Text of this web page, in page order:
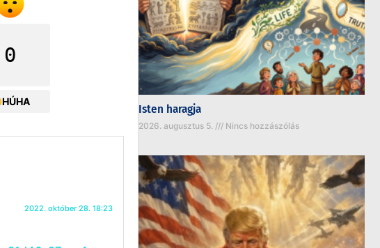
0
2022. október 28. 18:23
Isten haragja
2026. augusztus 5. Nincs hozzászólás